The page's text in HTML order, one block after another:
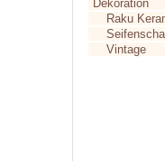
Dekoration
Raku
Vintage